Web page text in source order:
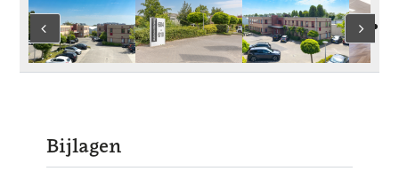
Bijlagen